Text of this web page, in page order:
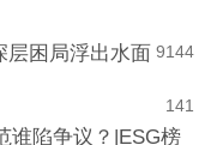
144
9
层困局浮出水面
141